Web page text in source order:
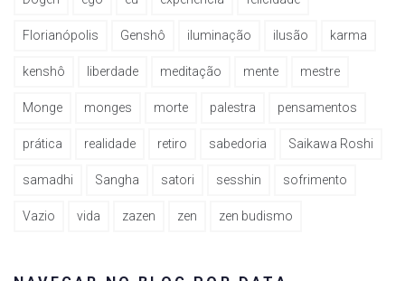
Florianópolis Genshô iluminação ilusão karma
kenshô liberdade meditação mente mestre
Monge monges morte palestra pensamentos
prática realidade retiro sabedoria Saikawa Roshi
samadhi Sangha satori sesshin sofrimento
Vazio vida zazen zen zen budismo